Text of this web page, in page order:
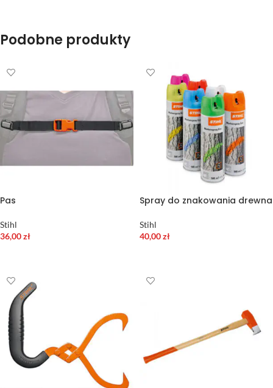
Podobne produkty
Pas
Stihl
36,00zł
Spray do znakowania drewna
Stihl
40,00zł